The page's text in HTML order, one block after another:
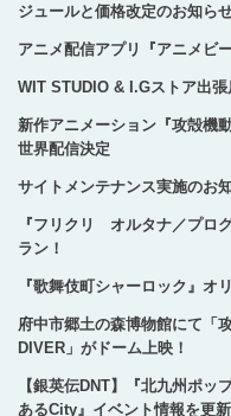
ジュールと価格改定のお知ら
アニメ配信アプリ『アニメビ
WIT STUDIO & I.Gストア出張
新作アニメーション『攻殻機
世界配信決定
サイトメンテナンス実施のお
『フリクリ オルタナ／プロ
ラン！
『歌舞伎町シャーロック』オ
府中市郷土の森博物館にて「
DIVER」がドーム上映！
【銀英伝DNT】『北九州ポ
あるCity』イベント情報を更新